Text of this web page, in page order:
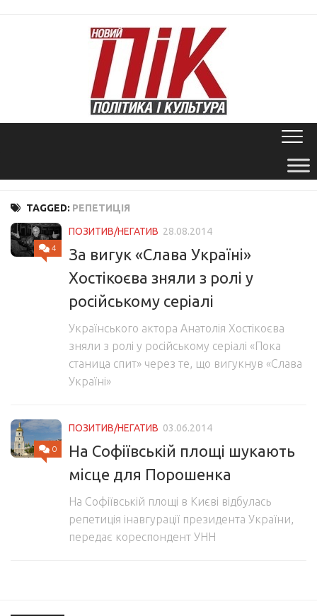
TAGGED: РЕПЕТИЦІЯ
4
ПОЗИТИВ/НЕГАТИВ 28.08.2014
За вигук «Слава Україні»
Хостікоєва зняли з ролі у
російському серіалі
Українського актора Анатолія Хостікоєва
зняли з ролі у російському серіалі «Пока
станица спит» через те, що вигукнув «Слава
Україні»
0
ПОЗИТИВ/НЕГАТИВ 03.06.2014
На Софіївській площі шукають
місце для Порошенка
На Софіївській площі в Києві відбулась
репетиція інавгурації президента України,
передає кореспондент УНН